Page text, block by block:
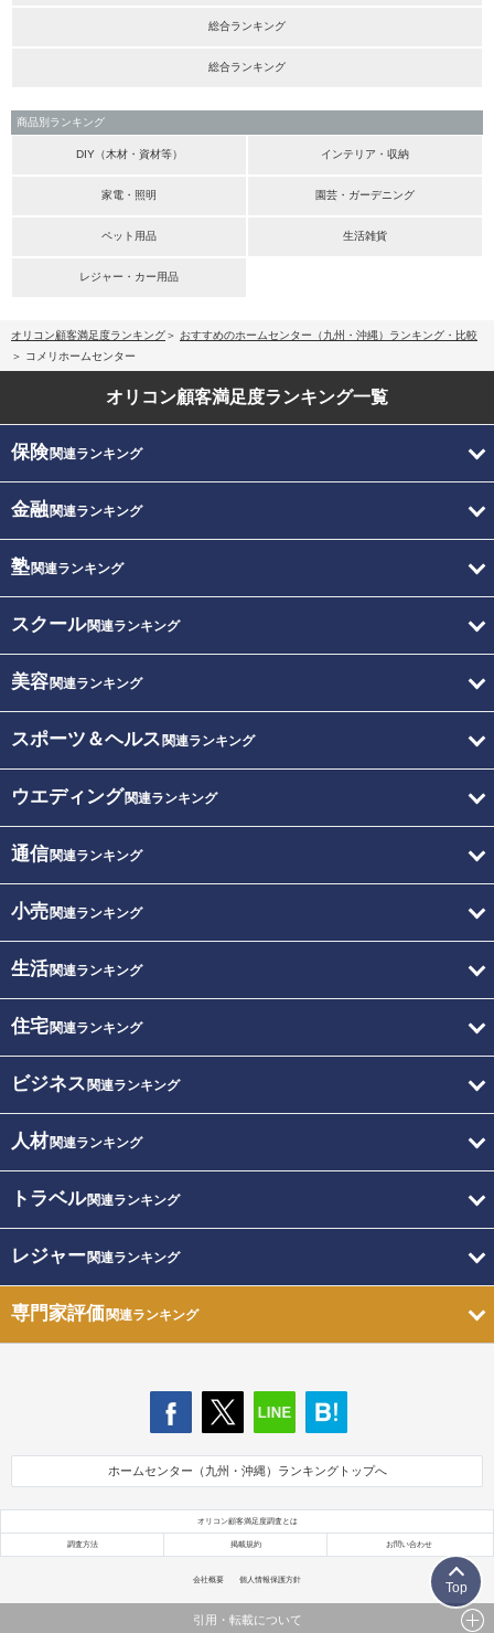
総合ランキング
総合ランキング
商品別ランキング
DIY（木材・資材等） インテリア・収納
家電・照明 園芸・ガーデニング
ペット用品 生活雑貨
レジャー・カー用品
オリコン顧客満足度ランキング
おすすめのホームセンター（九州・沖縄）ランキング・比較
コメリホームセンター
オリコン顧客満足度ランキング一覧
保険関連ランキング
金融関連ランキング
塾関連ランキング
スクール関連ランキング
美容関連ランキング
スポーツ＆ヘルス 関連ランキング
ウエディング関連ランキング
通信関連ランキング
小売関連ランキング
生活関連ランキング
住宅関連ランキング
ビジネス 関連ランキング
人材関連ランキング
トラベル関連ランキング
レジャー関連ランキング
専門家評価関連ランキング
ホームセンター（九州・沖縄）ランキングトップへ
オリコン顧客満足度調査とは
調査方法 掲載規約 お問い合わせ
会社概要 個人情報保護方針
引用・転載について
Top